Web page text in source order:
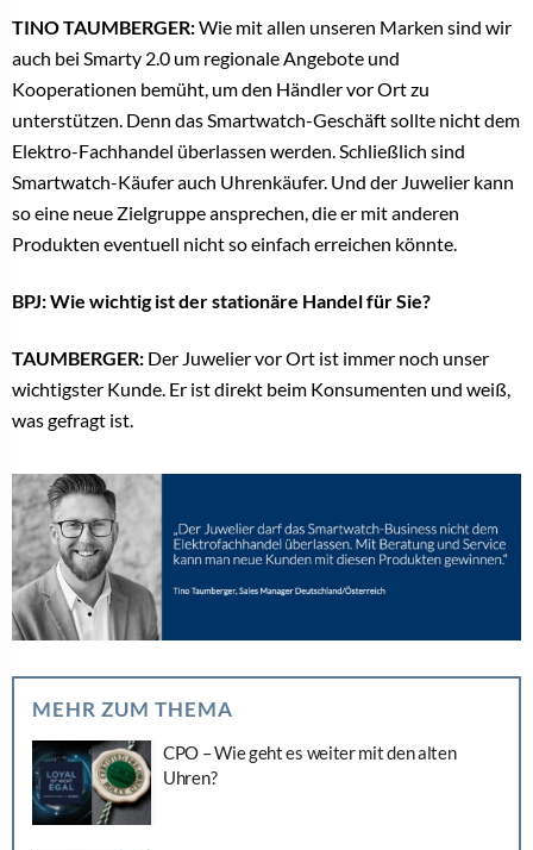
TINO TAUMBERGER:Wie mit allen unseren Marken sind wir
auch bei Smarty 2.0 um regionale Angebote und
Kooperationen bemüht, um den Händler vor Ort zu
unterstützen. Denn das Smartwatch-Geschäft sollte nicht dem
Elektro-Fachhandel überlassen werden. Schließlich sind
Smartwatch-Käufer auch Uhrenkäufer. Und der Juwelier kann
so eine neue Zielgruppe ansprechen, die er mit anderen
Produkten eventuell nicht so einfach erreichen könnte.
BPJ: Wie wichtig ist der stationäre Handel für Sie?
TAUMBERGER: Der Juwelier vor Ort ist immer noch unser
wichtigster Kunde. Er ist direkt beim Konsumenten und weiß,
was gefragt ist.
MEHR ZUM THEMA
CPO – Wie geht es weiter mit den alten
Uhren?